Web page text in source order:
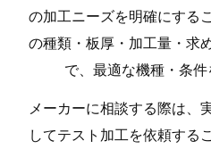
の加工ニーズを明確にする
の種類・板厚・加工量・求
で、最適な機種・条件
メーカーに相談する際は、
してテスト加工を依頼する